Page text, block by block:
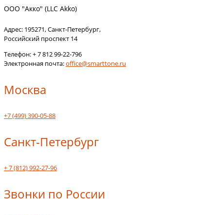
ООО "Акко" (LLC Akko)
Адрес: 195271,Санкт-Петербург,
Российский проспект 14
Телефон:+ 7 812 99-22-796
Электронная почта:office@smarttone.ru
Москва
+7 (499) 390-05-88
Санкт-Петербург
+ 7 (812) 992-27-96
Звонки по России